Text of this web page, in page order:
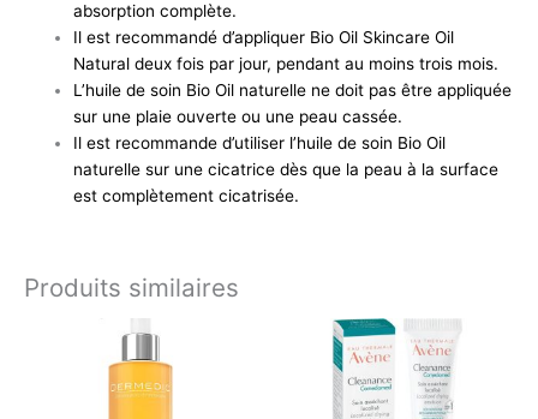
absorption complète.
Il est recommandé d’appliquer Bio Oil Skincare Oil
Natural deux fois par jour, pendant au moins trois mois.
L’huile de soin Bio Oil naturelle ne doit pas être appliquée
sur une plaie ouverte ou une peau cassée.
Il est recommande d’utiliser l’huile de soin Bio Oil
naturelle sur une cicatrice dès que la peau à la surface
est complètement cicatrisée.
Produits similaires